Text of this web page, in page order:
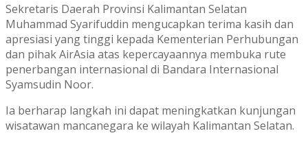
Sekretaris Daerah Provinsi Kalimantan Selatan
Muhammad Syarifuddin mengucapkan terima kasih dan
apresiasi yang tinggi kepada Kementerian Perhubungan
dan pihak AirAsia atas kepercayaannya membuka rute
penerbangan internasional di Bandara Internasional
Syamsudin Noor.
Ia berharap langkah ini dapat meningkatkan kunjungan
wisatawan mancanegara ke wilayah Kalimantan Selatan.